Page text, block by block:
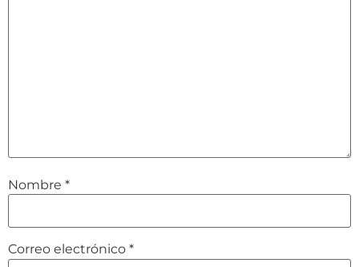
Nombre *
Correo electrónico *